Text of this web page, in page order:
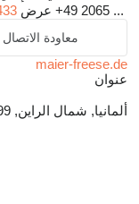
+49 2065 ... عرض
معاودة
maier-freese.de
عنوان
ألمانيا, شمال الراين, 59399 , Olfen, Rudolf-Diesel-Straße 33